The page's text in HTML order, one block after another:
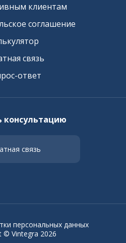
клиентам
соглашение
связь
ответ
консультацию
связь
© Vintegra 2026
персональных данных